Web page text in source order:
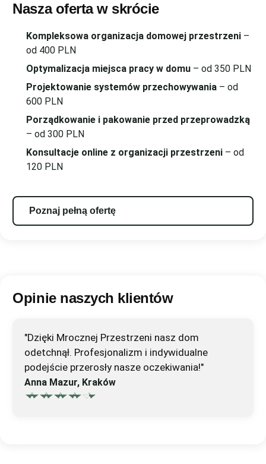
Nasza oferta w skrócie
Kompleksowa organizacja domowej przestrzeni –
od 400 PLN
Optymalizacja miejsca pracy w domu – od 350 PLN
Projektowanie systemów przechowywania – od
600 PLN
Porządkowanie i pakowanie przed przeprowadzką
– od 300 PLN
Konsultacje online z organizacji przestrzeni – od
120 PLN
Poznaj pełną ofertę
Opinie naszych klientów
"Dzięki Mrocznej Przestrzeni nasz dom
odetchnął. Profesjonalizm i indywidualne
podejście przerosły nasze oczekiwania!"
Anna Mazur, Kraków